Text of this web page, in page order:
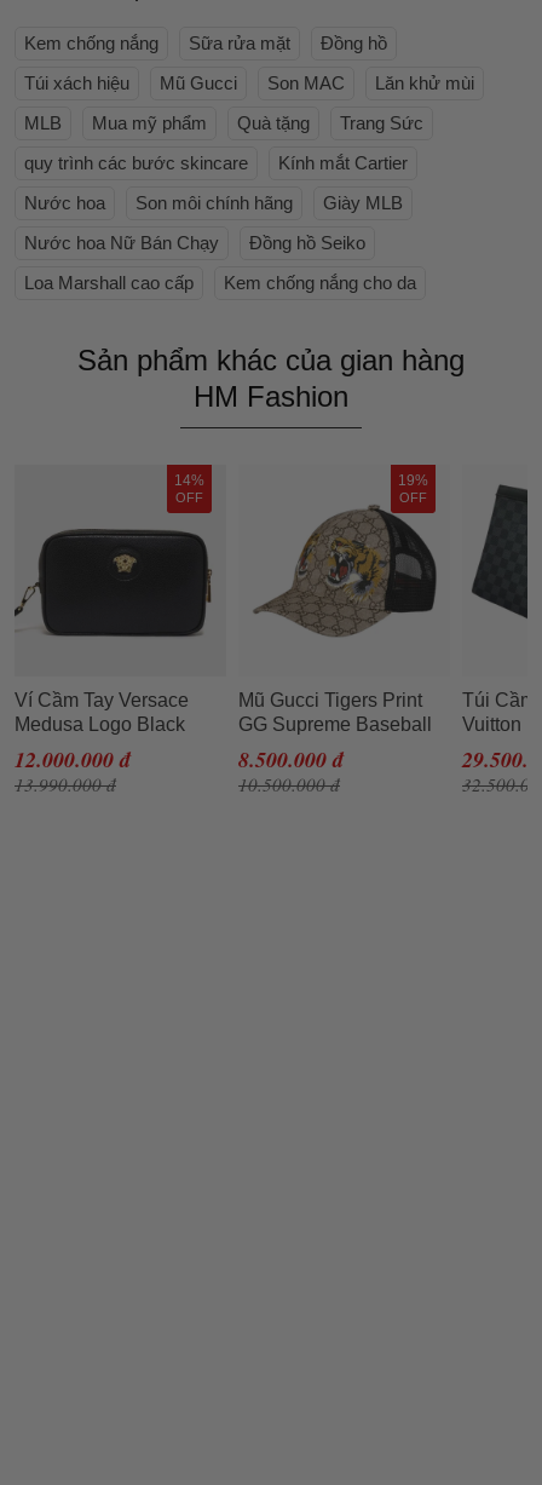
Kem chống nắng Sữa rửa mặt
Đồng hồ
Túi xách hiệu
Mũ Gucci Son MAC
Lăn khử mùi
MLB
Mua mỹ phẩm Quà tặng
Trang Sức
quy trình các bước skincare
Kính mắt Cartier
Nước hoa
Son môi chính hãng
Giày MLB
Nước hoa Nữ Bán Chạy
Đồng hồ Seiko
Loa Marshall cao cấp
Kem chống nắng cho da
Sản phẩm khác của gian hàng
HM Fashion
14%
OFF
Ví Cầm Tay Versace
Medusa Logo Black
Leather Clutch
12.000.000 đ
13.990.000 đ
19%
OFF
Mũ Gucci Tigers Print
GG Supreme Baseball
Beige Size L (Song Hổ)
8.500.000 đ
10.500.000 đ
Túi Cầm
Vuitton
Damier